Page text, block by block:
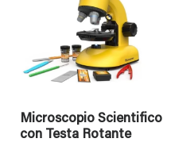
Microscopio Scientifico
con Testa Rotante